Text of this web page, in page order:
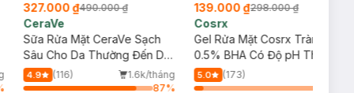
327.000 ₫490.000 ₫
CeraVe
Sữa Rửa Mặt CeraVe Sạch
Sâu Cho Da Thường Đến Da
Dầu 473ml
4.9 (116)
1.6k/tháng
87%
139.000 ₫298.000 ₫
Cosrx
Gel Rửa Mặt Cosrx Tràm Trà,
0.5% BHA Có Độ pH Thấp
150ml
5.0
(173)